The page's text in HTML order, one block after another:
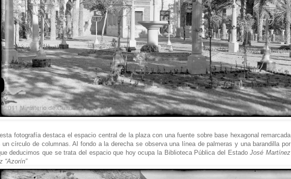
fotografía destaca el espacio central de la plaza con una fuente sobre base hexagonal remarcada
un círculo de columnas. Al fondo a la derecha se observa una línea de palmeras y una barandilla por
deducimos que se trata del espacio que hoy ocupa la Biblioteca Pública del EstadoJosé Martínez
“Azorín”